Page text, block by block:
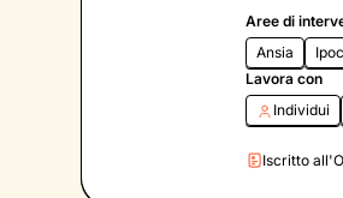
Aree di
Ansia
Lavora con
Individui
Iscritto